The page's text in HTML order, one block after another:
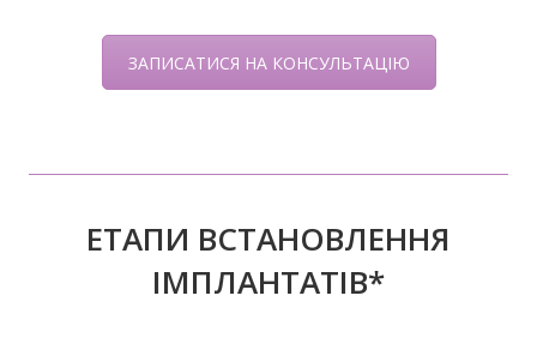
ЗАПИСАТИСЯ НА КОНСУЛЬТАЦІЮ
ЕТАПИ ВСТАНОВЛЕННЯ
ІМПЛАНТАТІВ*